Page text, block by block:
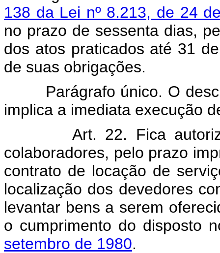
138 da Lei nº 8.213, de 24
no prazo de sessenta dias,
dos atos praticados até 31
de suas obrigações.
Parágrafo único. O
implica a imediata execução
Art. 22. Fica
colaboradores, pelo prazo
contrato de locação de
localização dos devedores
levantar bens a serem
o cumprimento do disposto
setembro de 1980.